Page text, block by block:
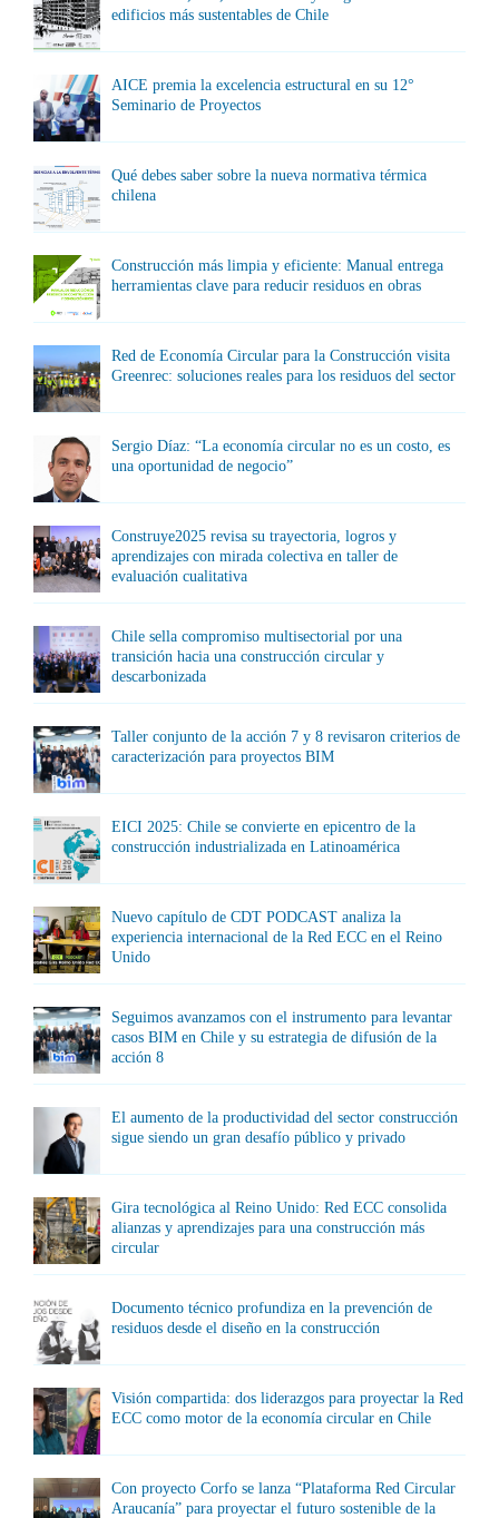
edificios más sustentables de Chile
AICE premia la excelencia estructural en su 12°
Seminario de Proyectos
Qué debes saber sobre la nueva normativa térmica
chilena
Construcción más limpia y eficiente: Manual entrega
herramientas clave para reducir residuos en obras
Red de Economía Circular para la Construcción visita
Greenrec: soluciones reales para los residuos del sector
Sergio Díaz: “La economía circular no es un costo, es
una oportunidad de negocio”
Construye2025 revisa su trayectoria, logros y
aprendizajes con mirada colectiva en taller de
evaluación cualitativa
Chile sella compromiso multisectorial por una
transición hacia una construcción circular y
descarbonizada
Taller conjunto de la acción 7 y 8 revisaron criterios de
caracterización para proyectos BIM
EICI 2025: Chile se convierte en epicentro de la
construcción industrializada en Latinoamérica
Nuevo capítulo de CDT PODCAST analiza la
experiencia internacional de la Red ECC en el Reino
Unido
Seguimos avanzamos con el instrumento para levantar
casos BIM en Chile y su estrategia de difusión de la
acción 8
El aumento de la productividad del sector construcción
sigue siendo un gran desafío público y privado
Gira tecnológica al Reino Unido: Red ECC consolida
alianzas y aprendizajes para una construcción más
circular
Documento técnico profundiza en la prevención de
residuos desde el diseño en la construcción
Visión compartida: dos liderazgos para proyectar la Red
ECC como motor de la economía circular en Chile
Con proyecto Corfo se lanza “Plataforma Red Circular
Araucanía” para proyectar el futuro sostenible de la